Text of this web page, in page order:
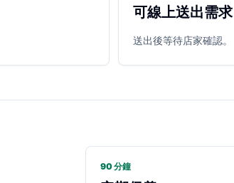
可線上送出需求
送出後等待店家確認。
90 分鐘